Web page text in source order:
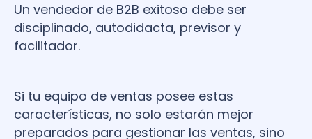
Un vendedor de B2B exitoso debe ser
disciplinado, autodidacta, previsor y
facilitador.
Si tu equipo de ventas posee estas
características, no solo estarán mejor
preparados para gestionar las ventas, sino